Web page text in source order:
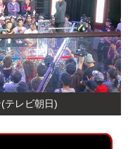
テレビ朝日)